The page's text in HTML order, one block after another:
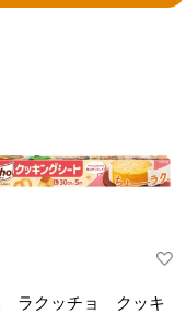
ラクッチョ クッキ